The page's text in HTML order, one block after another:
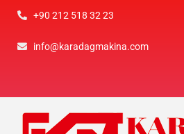
+90 212 518 32 23
info@karadagmakina.com